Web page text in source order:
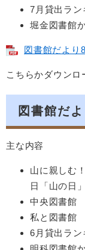
7月貸出ラン
堀金図書館
図書館だより
こちらかダウンロ
図書館だ
主な内容
山に親しむ
日「山の日」
中央図書館
私と図書館
6月貸出ラン